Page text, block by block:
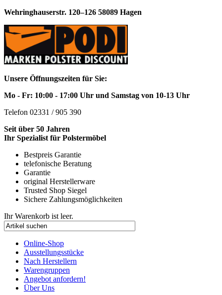
Wehringhauserstr. 120–126 58089 Hagen
Unsere Öffnungszeiten für Sie:
Mo - Fr: 10:00 - 17:00 Uhr und Samstag von 10-13 Uhr
Telefon 02331 / 905 390
Seit über 50 Jahren
Ihr Spezialist für Polstermöbel
Bestpreis Garantie
telefonische Beratung
Garantie
original Herstellerware
Trusted Shop Siegel
Sichere Zahlungsmöglichkeiten
Ihr Warenkorb ist leer.
Online-Shop
Ausstellungsstücke
Nach Herstellern
Warengruppen
Angebot anfordern!
Über Uns